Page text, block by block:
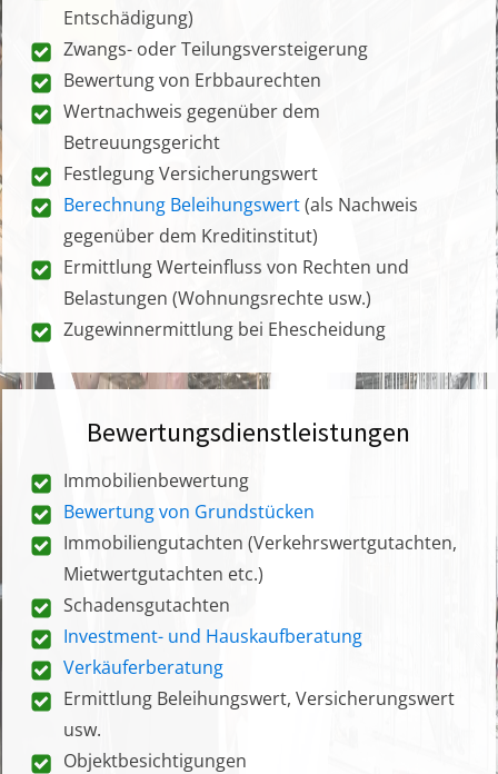
Entschädigung)
Zwangs- oder Teilungsversteigerung
Bewertung von Erbbaurechten
Wertnachweis gegenüber dem
Betreuungsgericht
Festlegung Versicherungswert
Berechnung Beleihungswert(als Nachweis
gegenüber dem Kreditinstitut)
Ermittlung Werteinfluss von Rechten und
Belastungen (Wohnungsrechte usw.)
Zugewinnermittlung bei Ehescheidung
Bewertungsdienstleistungen
Immobilienbewertung
Bewertung von Grundstücken
Immobiliengutachten (Verkehrswertgutachten,
Mietwertgutachten etc.)
Schadensgutachten
Investment- und Hauskaufberatung
Verkäuferberatung
Ermittlung Beleihungswert, Versicherungswert
usw.
Objektbesichtigungen